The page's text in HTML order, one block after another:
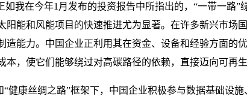
我在今年1月发布的投资报告中所指出的，“一带一路”
能和风能项目的快速推进尤为显著。在许多新兴市场
能力。中国企业正利用其在资金、设备和经验方面的
，使它们能够绕过对高碳路径的依赖，直接迈向可再生
健康丝绸之路”框架下，中国企业积极参与数据基础设施